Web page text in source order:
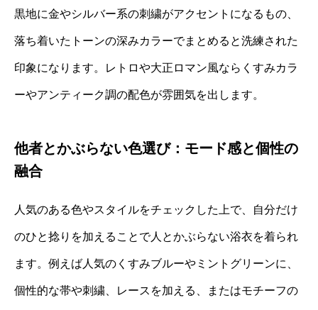
黒地に金やシルバー系の刺繍がアクセントになるもの、
落ち着いたトーンの深みカラーでまとめると洗練された
印象になります。レトロや大正ロマン風ならくすみカラ
ーやアンティーク調の配色が雰囲気を出します。
他者とかぶらない色選び：モード感と個性の
融合
人気のある色やスタイルをチェックした上で、自分だけ
のひと捻りを加えることで人とかぶらない浴衣を着られ
ます。例えば人気のくすみブルーやミントグリーンに、
個性的な帯や刺繍、レースを加える、またはモチーフの